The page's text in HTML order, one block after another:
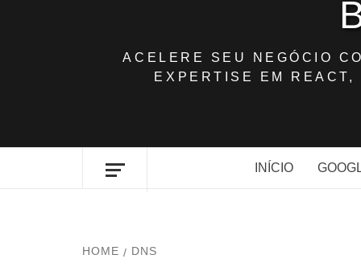
ACELERE SEU NEGÓCIO
EXPERTISE EM
INÍCIO
HOME DNS